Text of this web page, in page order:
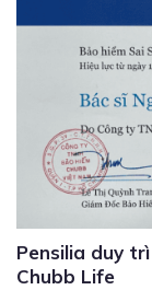
Pensilia duy
Chubb Life